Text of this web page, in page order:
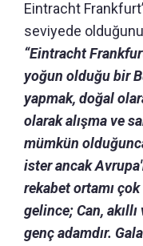
Eintracht
seviyede
“Eintracht
yoğun olduğu bir
yapmak, doğal
olarak alışma ve
mümkün
ister ancak
rekabet ortamı
gelince; Can,
genç adamdır.